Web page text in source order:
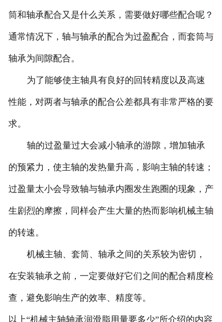
筒和轴承配合又是什么关系，需要做好哪些配合呢？
通常情况下，轴与轴承的配合为过盈配合，而套筒与
轴承为间隙配合。
为了能够使主轴具有良好的回转精度以及高速
性能，对两者与轴承的配合公差都具有非常严格的要
求。
轴的过盈量过大会减小轴承的游隙，增加轴承
的预紧力，使主轴的发热量升高，影响主轴的转速；
过盈量太小会导致轴与轴承内圈发生跑圈的现象，产
生剧烈的摩擦，同样会产生大量的热而影响机械主轴
的转速。
机械主轴、套筒、轴承之间的关系较为密切，
在安装轴承之前，一定要做好它们之间的配合精度检
查，避免影响生产的效率、精度等。
以上“机械主轴轴承润滑脂用量要多少”所介绍的内容